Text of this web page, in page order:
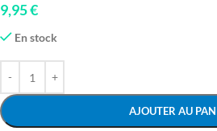
9,95€
En stock
AJOUTER AU